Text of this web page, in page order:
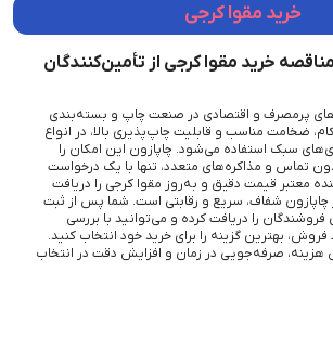
خرید مقوا کرجی
خرید مقوا کرجی از تأمین‌کنندگان
پرمصرف و اقتصادی در صنعت چاپ و بسته‌بندی
ضخامت مناسب و قابلیت چاپ‌پذیری بالا، در انواع
سبک استفاده می‌شود. چاپازون این امکان را
تماس و مذاکره‌های متعدد، تنها با یک درخواست
معتبر قیمت دقیق و به‌روز مقوا کرجی را دریافت
چاپازون شفاف، سریع و رقابتی است. شما پس از ثبت
را دریافت کرده و می‌توانید با بررسی
بهترین گزینه را برای خرید خود انتخاب کنید.
هزینه، صرفه‌جویی در زمان و افزایش دقت در انتخاب